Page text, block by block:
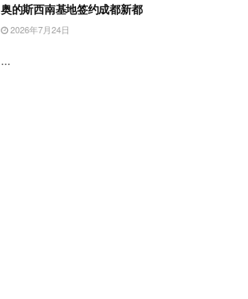
奥的斯西南基地签约成都新都
2026年7月24日
...